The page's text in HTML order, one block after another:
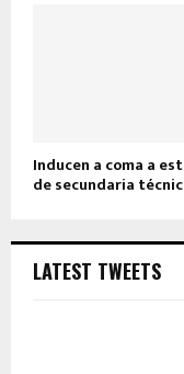
Inducen a coma a
de secundaria
LATEST TWEETS